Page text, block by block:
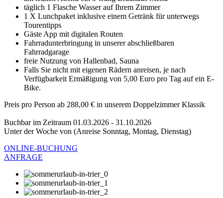
täglich 1 Flasche Wasser auf Ihrem Zimmer
1 X Lunchpaket inklusive einem Getränk für unterwegs
Tourentipps
Gäste App mit digitalen Routen
Fahrradunterbringung in unserer abschließbaren
Fahrradgarage
freie Nutzung von Hallenbad, Sauna
Falls Sie nicht mit eigenen Rädern anreisen, je nach
Verfügbarkeit Ermäßigung von 5,00 Euro pro Tag auf ein E-
Bike.
Preis pro Person ab 288,00 € in unserem Doppelzimmer Klassik
Buchbar im Zeitraum 01.03.2026 - 31.10.2026
Unter der Woche von (Anreise Sonntag, Montag, Dienstag)
ONLINE-BUCHUNG
ANFRAGE